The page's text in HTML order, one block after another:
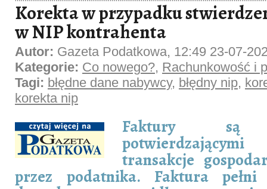
Korekta w przypadku
w NIP kontrahenta
Autor: Gazeta Podatkowa, 12:49 23-07-
Kategorie: Co nowego?, Rachunkowość i
Tagi: błędne dane nabywcy, błędny nip,
korekta nip
Faktury są
transakcje
przez podatnika. Faktura pełni